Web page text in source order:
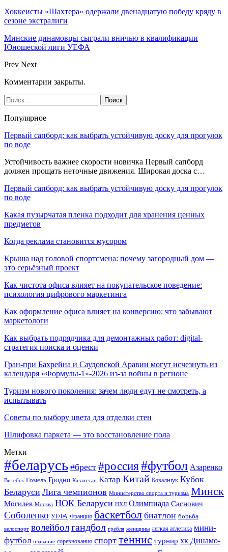
Хоккеисты «Шахтера» одержали двенадцатую победу кряду в
сезоне экстралиги
Минские динамовцы сыграли вничью в квалификации
Юношеской лиги УЕФА
Prev Next
Комментарии закрыты.
Популярное
Первый сапборд: как выбрать устойчивую доску для прогулок
по воде
Устойчивость важнее скорости новичка Первый сапборд
должен прощать неточные движения. Широкая доска с…
Первый сапборд: как выбрать устойчивую доску для прогулок
по воде
Какая пузырчатая пленка подходит для хранения ценных
предметов
Когда реклама становится мусором
Крыша над головой спортсмена: почему загородный дом —
это серьёзный проект
Как чистота офиса влияет на покупательское поведение:
психология цифрового маркетинга
Как оформление офиса влияет на конверсию: что забывают
маркетологи
Как выбрать подрядчика для демонтажных работ: digital-
стратегия поиска и оценки
Гран-при Бахрейна и Саудовской Аравии могут исчезнуть из
календаря «Формулы-1»-2026 из-за войны в регионе
Туризм нового поколения: зачем люди едут не смотреть, а
испытывать
Советы по выбору цвета для отделки стен
Шлифовка паркета — это восстановление пола
Метки
#беларусь #брест #россия#футбол Азаренко
Витебск Гомель Гродно Казахстан Катар Китай Ковальчук Кубок
Беларуси Лига чемпионов Министерство спорта и туризма Минск
Могилев Москва НОК Беларуси НХЛ Олимпиада Саснович
Соболенко УЕФА Франция баскетбол биатлон борьба
велоспорт волейболгандбол гребля женщины легкая атлетика мини-
футбол плавание соревнования спорт теннис турнир хк Динамо-